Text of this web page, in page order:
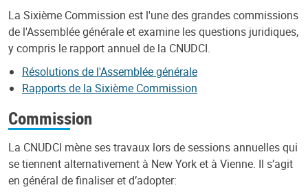
La Sixième Commission est l'une des grandes commissions
de l'Assemblée générale et examine les questions juridiques,
y compris le rapport annuel de la CNUDCI.
Résolutions de l'Assemblée générale
Rapports de la Sixième Commission
Commission
La CNUDCI mène ses travaux lors de sessions annuelles qui
se tiennent alternativement à New York et à Vienne. Il s’agit
en général de finaliser et d’adopter: